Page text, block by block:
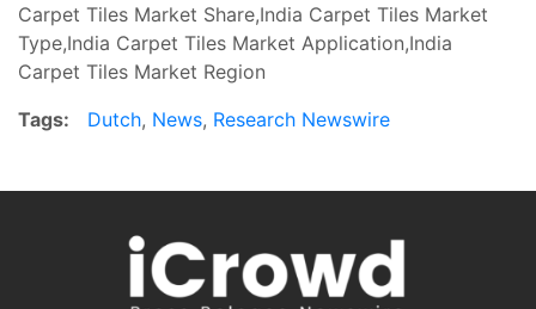
Carpet Tiles Market Share,India Carpet Tiles Market
Type,India Carpet Tiles Market Application,India
Carpet Tiles Market Region
Tags:
Dutch, News, Research Newswire